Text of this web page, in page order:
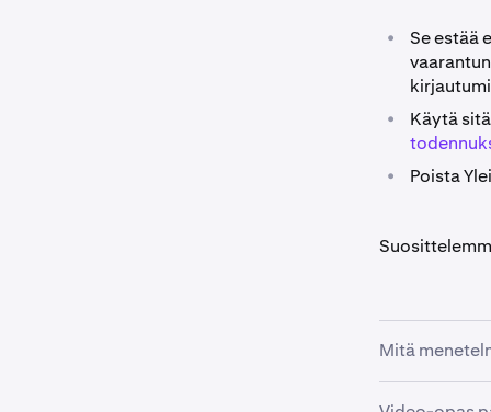
•
Se estää
• Käytä
• Poista
Mitä